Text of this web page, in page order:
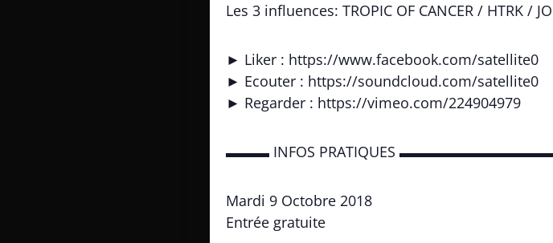
Les 3 influences: TROPIC OF CANCER / HTRK /
► Liker : https://www.facebook.com/satellite0
► Ecouter : https://soundcloud.com/satellite0
► Regarder : https://vimeo.com/224904979
▬▬▬ INFOS PRATIQUES
Mardi 9 Octobre 2018
Entrée gratuite